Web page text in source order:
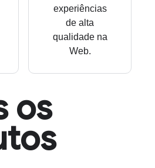
experiências
de alta
qualidade na
Web.
os